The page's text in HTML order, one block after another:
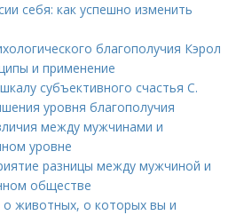
себя: как успешно изменить
благополучия Кэрол
и применение
субъективного счастья С.
уровня благополучия
между мужчинами и
уровне
разницы между мужчиной и
обществе
животных, о которых вы и